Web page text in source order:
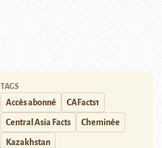
TAGS
Accès abonné CAFacts1
Central Asia Facts Cheminée
Kazakhstan